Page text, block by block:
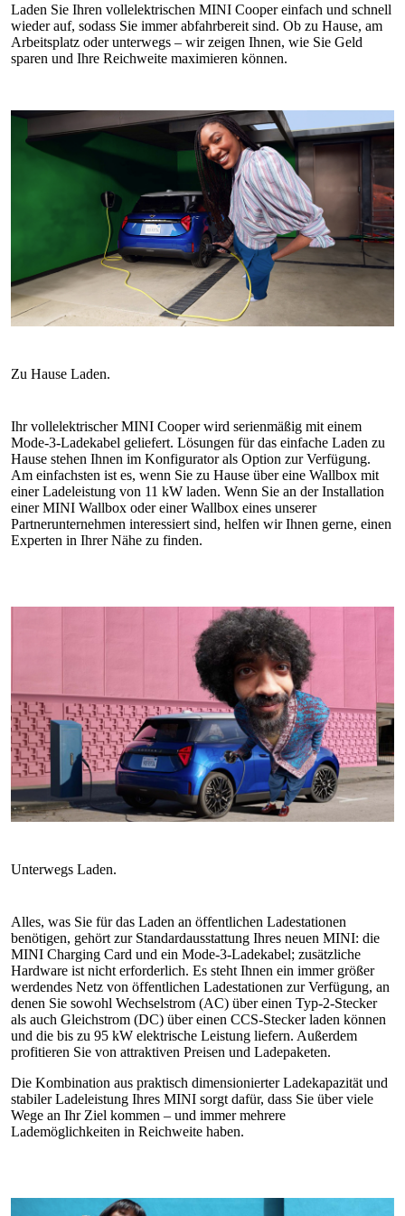
Laden Sie Ihren vollelektrischen MINI Cooper einfach und schnell
wieder auf, sodass Sie immer abfahrbereit sind. Ob zu Hause, am
Arbeitsplatz oder unterwegs – wir zeigen Ihnen, wie Sie Geld
sparen und Ihre Reichweite maximieren können.
Ihr vollelektrischer MINI Cooper wird serienmäßig mit einem
Mode‑3‑Ladekabel geliefert. Lösungen für das einfache Laden zu
Hause stehen Ihnen im Konfigurator als Option zur Verfügung.
Am einfachsten ist es, wenn Sie zu Hause über eine Wallbox mit
einer Ladeleistung von 11 kW laden. Wenn Sie an der Installation
einer MINI Wallbox oder einer Wallbox eines unserer
Partnerunternehmen interessiert sind, helfen wir Ihnen gerne, einen
Experten in Ihrer Nähe zu finden.
Alles, was Sie für das Laden an öffentlichen Ladestationen
benötigen, gehört zur Standardausstattung Ihres neuen MINI: die
MINI Charging Card und ein Mode‑3‑Ladekabel; zusätzliche
Hardware ist nicht erforderlich. Es steht Ihnen ein immer größer
werdendes Netz von öffentlichen Ladestationen zur Verfügung, an
denen Sie sowohl Wechselstrom (AC) über einen Typ-2-Stecker
als auch Gleichstrom (DC) über einen CCS-Stecker laden können
und die bis zu 95 kW elektrische Leistung liefern. Außerdem
profitieren Sie von attraktiven Preisen und Ladepaketen.
Die Kombination aus praktisch dimensionierter Ladekapazität und
stabiler Ladeleistung Ihres MINI sorgt dafür, dass Sie über viele
Wege an Ihr Ziel kommen – und immer mehrere
Lademöglichkeiten in Reichweite haben.